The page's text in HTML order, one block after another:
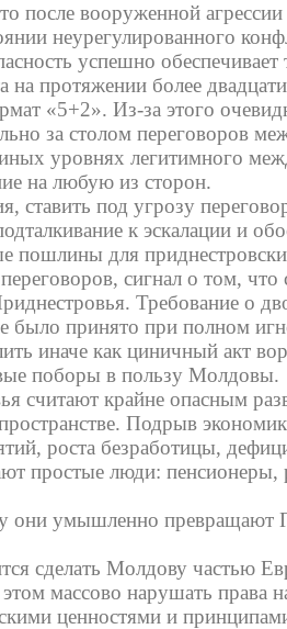
после вооруженной
неурегулированного
успешно обеспечивает
протяжении более
«5+2». Из-за этого
за столом переговоров
уровнях легитимного
на любую из сторон.
ставить под угрозу
к эскалации и
для
сигнал о том,
Требование о
было принято при полном
иначе как циничный акт
поборы в пользу Молдовы.
считают крайне опасным
Подрыв
роста безработицы,
простые люди:
они умышленно превращают
сделать Молдову частью
массово нарушать права
ценностями и